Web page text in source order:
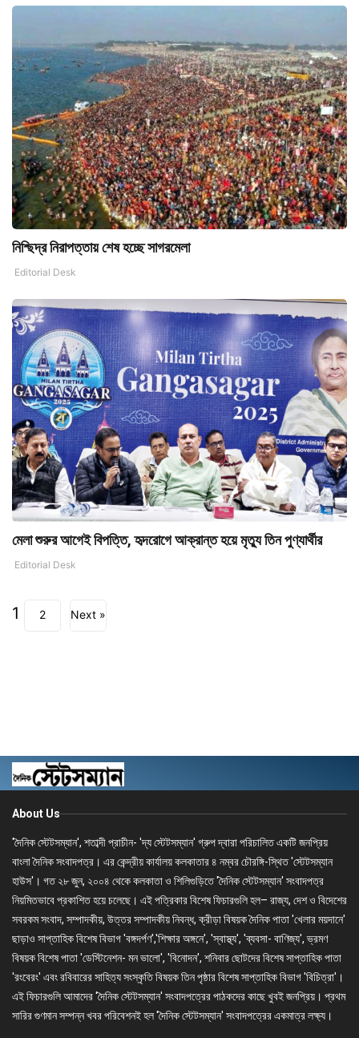
নিশ্ছিদ্র নিরাপত্তায় শেষ হচ্ছে সাগরমেলা
Editorial Desk
মেলা শুরুর আগেই বিপত্তি, হৃদরোগে আক্রান্ত হয়ে মৃত্যু তিন পুণ্যার্থীর
Editorial Desk
1 2 Next »
About Us
'দৈনিক স্টেটসম্যান', শতাব্দী প্রাচীন- 'দ্য স্টেটসম্যান' গ্রুপ দ্বারা পরিচালিত একটি জনপ্রিয়
বাংলা দৈনিক সংবাদপত্র। এর কেন্দ্রীয় কার্যালয় কলকাতার ৪ নম্বর চৌরঙ্গি-স্থিত 'স্টেটসম্যান
হাউস'। গত ২৮ জুন, ২০০৪ থেকে কলকাতা ও শিলিগুড়িতে 'দৈনিক স্টেটসম্যান' সংবাদপত্র
নিয়মিতভাবে প্রকাশিত হয়ে চলেছে। এই পত্রিকার বিশেষ ফিচারগুলি হল– রাজ্য, দেশ ও বিদেশের
সবরকম সংবাদ, সম্পাদকীয়, উত্তর সম্পাদকীয় নিবন্ধ, ক্রীড়া বিষয়ক দৈনিক পাতা 'খেলার ময়দানে'
ছাড়াও সাপ্তাহিক বিশেষ বিভাগ 'বঙ্গদর্পণ','শিক্ষার অঙ্গনে', 'স্বাস্থ্য', 'ব্যবসা- বাণিজ্য', ভ্রমণ
বিষয়ক বিশেষ পাতা 'ডেস্টিনেশন- মন ভালো', 'বিনোদন', শনিবার ছোটদের বিশেষ সাপ্তাহিক পাতা
'রংবেরং' এবং রবিবারের সাহিত্য সংস্কৃতি বিষয়ক তিন পৃষ্ঠার বিশেষ সাপ্তাহিক বিভাগ 'বিচিত্রা'।
এই ফিচারগুলি আমাদের 'দৈনিক স্টেটসম্যান' সংবাদপত্রের পাঠকদের কাছে খুবই জনপ্রিয়। প্রথম
সারির গুণমান সম্পন্ন খবর পরিবেশনই হল 'দৈনিক স্টেটসম্যান' সংবাদপত্রের একমাত্র লক্ষ্য।